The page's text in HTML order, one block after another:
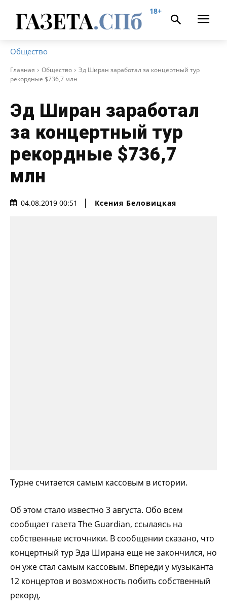
18+
Общество
Главная Общество
Эд Ширан заработал за концертный тур
рекордные $736,7 млн
Эд Ширан заработал
за концертный тур
рекордные $736,7
млн
04.08.2019 00:51 Ксения Беловицкая
Турне считается самым кассовым в истории.
Об этом стало известно 3 августа. Обо всем
сообщает газета The Guardian, ссылаясь на
собственные источники. В сообщении сказано, что
концертный тур Эда Ширана еще не закончился, но
он уже стал самым кассовым. Впереди у музыканта
12 концертов и возможность побить собственный
рекорд.